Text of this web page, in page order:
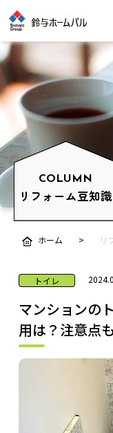
COLUMN
リフォーム豆知識
ホーム リ
トイレ
マンションの
用は？注意点